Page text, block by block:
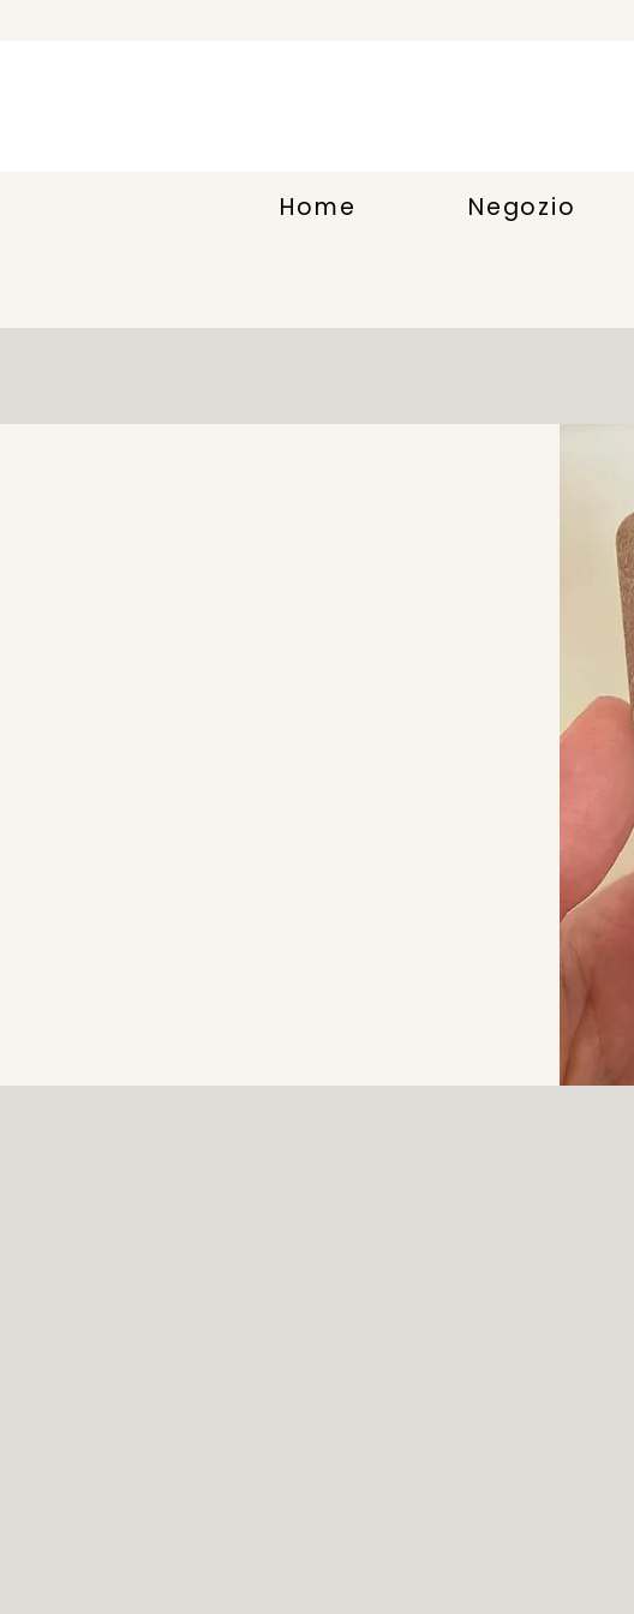
Home Negozio